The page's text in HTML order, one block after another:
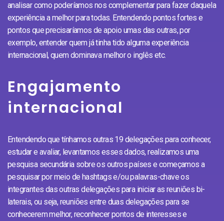
analisar como poderíamos nos complementar para fazer daquela
experiência a melhor para todas. Entendendo pontos fortes e
pontos que precisaríamos de apoio umas das outras, por
exemplo, entender quem já tinha tido alguma experiência
internacional, quem dominava melhor o inglês etc.
Engajamento
internacional
Entendendo que tínhamos outras 19 delegações para conhecer,
estudar e avaliar, levantamos esses dados, realizamos uma
pesquisa secundária sobre os outros países e começamos a
pesquisar por meio de hashtags e/ou palavras-chave os
integrantes das outras delegações para iniciar as reuniões bi-
laterais, ou seja, reuniões entre duas delegações para se
conhecerem melhor, reconhecer pontos de interesses e